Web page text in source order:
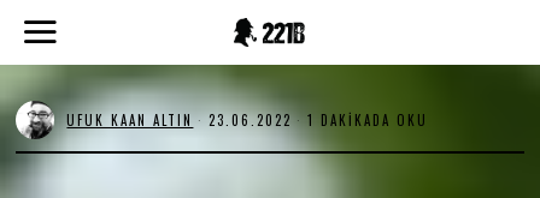
UFUK KAAN ALTIN 23.06.20222
3
.
1 DAKIKADA OKU